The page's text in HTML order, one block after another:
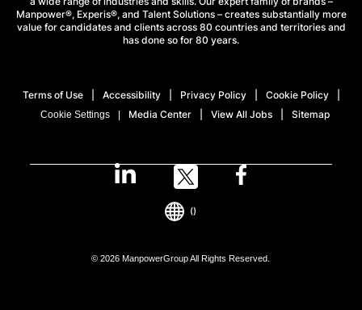
Manpower®, Experis®, and Talent Solutions – creates substantially more
value for candidates and clients across 80 countries and territories and
has done so for 80 years.
Terms of Use Accessibility Privacy Policy Cookie Policy
Cookie Settings Media Center View All Jobs Sitemap
© 2026 ManpowerGroup All Rights Reserved.
()